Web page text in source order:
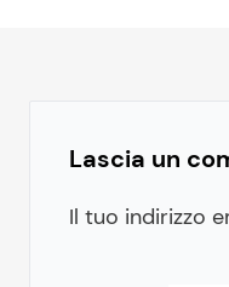
Lascia un
Il tuo indirizzo